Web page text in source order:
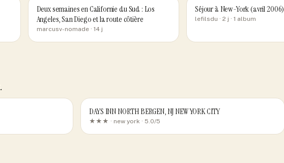
Deux semaines en Californie du Sud : Los
Angeles, San Diego et la route côtière
marcusv-nomade· 14 j
Séjour à New-York (avril 2006)
lefilsdu · 2 j · 1 album
.
DAYS INN NORTH BERGEN, NJ NEW YORK CITY
★★★ · new york · 5.0/5